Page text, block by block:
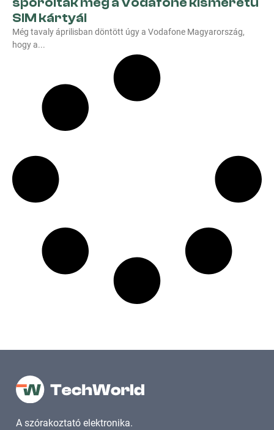
SIM kártyái
Még tavaly áprilisban döntött úgy a Vodafone Magyarország,
hogy a
A szórakoztató elektronika.